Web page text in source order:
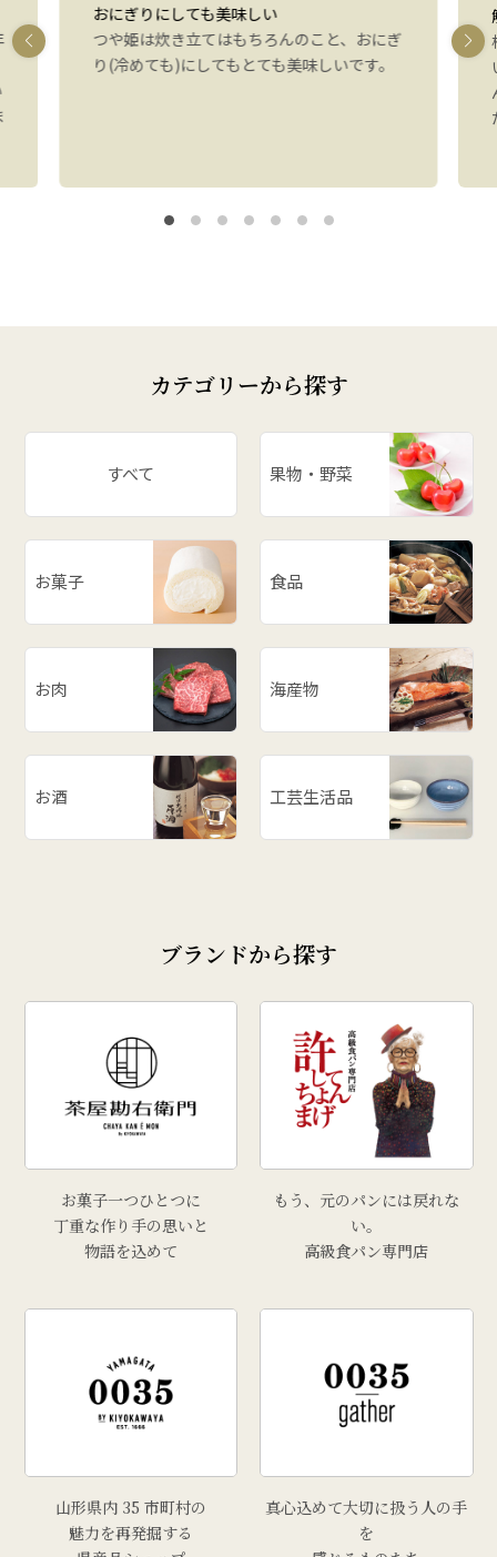
おにぎりにしても美味しい
つや姫は炊き立てはもちろんのこと、おにぎ
り(冷めても)にしてもとても美味しいです。
カテゴリーから探す
すべて 果物・野菜
お菓子 食品
お肉 海産物
お酒 工芸生活品
ブランドから探す
お菓子一つひとつに
丁重な作り手の思いと
物語を込めて
もう、元のパンには戻れな
い。
高級食パン専門店
山形県内 35 市町村の
魅力を再発掘する
真心込めて大切に扱う人の手
を